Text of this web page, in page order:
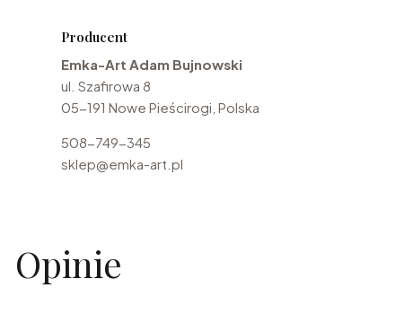
Producent
Emka-Art Adam Bujnowski
ul. Szafirowa 8
05-191 Nowe Pieścirogi, Polska
508-749-345
sklep@emka-art.pl
Opinie